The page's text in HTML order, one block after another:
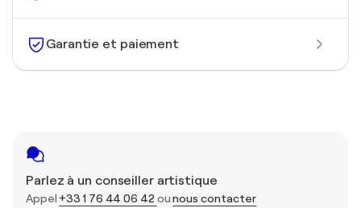
Garantie et paiement
Parlez à un conseiller artistique
Appel +33 1 76 44 06 42 ounous contacter